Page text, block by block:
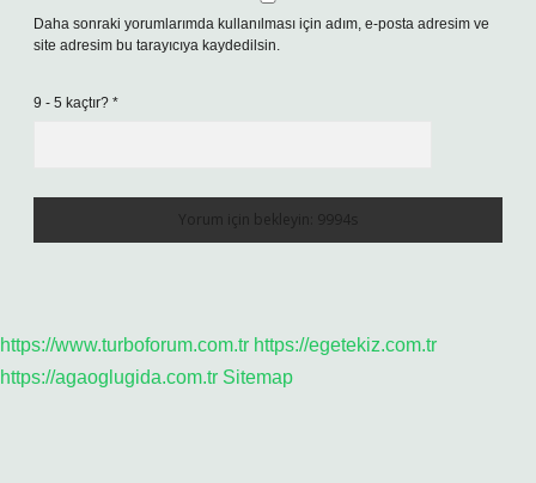
Daha sonraki yorumlarımda kullanılması için adım, e-posta adresim ve
site adresim bu tarayıcıya kaydedilsin.
9 - 5 kaçtır? *
https://www.turboforum.com.tr https://egetekiz.com.tr
https://agaoglugida.com.tr Sitemap